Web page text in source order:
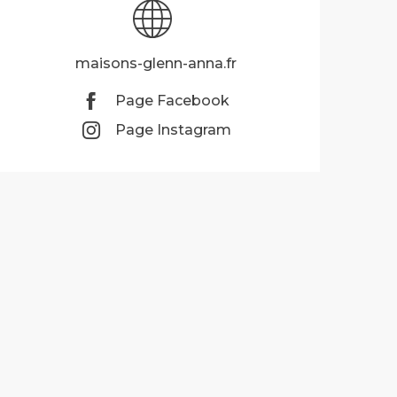
maisons-glenn-anna.fr
Page Facebook
Page Instagram